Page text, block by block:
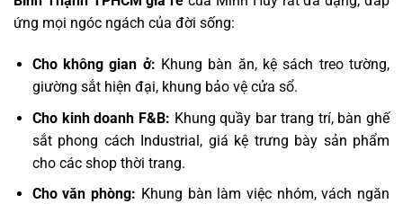
ứng mọi ngóc ngách của đời sống:
Cho không gian ở: Khung bàn ăn, kệ sách treo tường,
giường sắt hiện đại, khung bảo vệ cửa sổ.
Cho kinh doanh F&B: Khung quầy bar trang trí, bàn ghế
sắt phong cách Industrial, giá kệ trưng bày sản phẩm
cho các shop thời trang.
Cho văn phòng: Khung bàn làm việc nhóm, vách ngăn